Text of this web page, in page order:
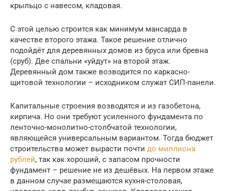
крыльцо с навесом, кладовая.
С этой целью строится как минимум мансарда в
качестве второго этажа. Такое решение отлично
подойдёт для деревянных домов из бруса или бревна
(сруб). Две спальни «уйдут» на второй этаж.
Деревянный дом также возводится по каркасно-
щитовой технологии – исходником служат СИП-панели.
Капитальные строения возводятся и из газобетона,
кирпича. Но они требуют усиленного фундамента по
ленточно-монолитно-столбчатой технологии,
являющейся универсальным вариантом. Тогда бюджет
строительства может вырасти почти до миллиона
рублей, так как хороший, с запасом прочности
фундамент – решение не из дешёвых. На первом этаже
в данном случае размещаются кухня-столовая,